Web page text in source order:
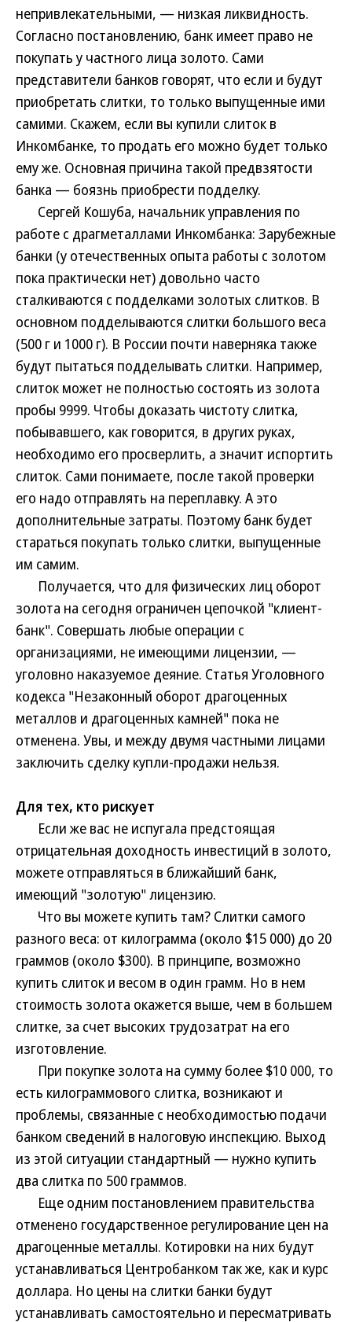
непривлекательными, — низкая ликвидность.
Согласно постановлению, банк имеет право не
покупать у частного лица золото. Сами
представители банков говорят, что если и будут
приобретать слитки, то только выпущенные ими
самими. Скажем, если вы купили слиток в
Инкомбанке, то продать его можно будет только
ему же. Основная причина такой предвзятости
банка — боязнь приобрести подделку.
Сергей Кошуба, начальник управления по
работе с драгметаллами Инкомбанка: Зарубежные
банки (у отечественных опыта работы с золотом
пока практически нет) довольно часто
сталкиваются с подделками золотых слитков. В
основном подделываются слитки большого веса
(500 г и 1000 г). В России почти наверняка также
будут пытаться подделывать слитки. Например,
слиток может не полностью состоять из золота
пробы 9999. Чтобы доказать чистоту слитка,
побывавшего, как говорится, в других руках,
необходимо его просверлить, а значит испортить
слиток. Сами понимаете, после такой проверки
его надо отправлять на переплавку. А это
дополнительные затраты. Поэтому банк будет
стараться покупать только слитки, выпущенные
им самим.
Получается, что для физических лиц оборот
золота на сегодня ограничен цепочкой "клиент-
банк". Совершать любые операции с
организациями, не имеющими лицензии, —
уголовно наказуемое деяние. Статья Уголовного
кодекса "Незаконный оборот драгоценных
металлов и драгоценных камней" пока не
отменена. Увы, и между двумя частными лицами
заключить сделку купли-продажи нельзя.
Для тех, кто рискует
Если же вас не испугала предстоящая
отрицательная доходность инвестиций в золото,
можете отправляться в ближайший банк,
имеющий "золотую" лицензию.
Что вы можете купить там? Слитки самого
разного веса: от килограмма (около $15 000) до 20
граммов (около $300). В принципе, возможно
купить слиток и весом в один грамм. Но в нем
стоимость золота окажется выше, чем в большем
слитке, за счет высоких трудозатрат на его
изготовление.
При покупке золота на сумму более $10 000, то
есть килограммового слитка, возникают и
проблемы, связанные с необходимостью подачи
банком сведений в налоговую инспекцию. Выход
из этой ситуации стандартный — нужно купить
два слитка по 500 граммов.
Еще одним постановлением правительства
отменено государственное регулирование цен на
драгоценные металлы. Котировки на них будут
устанавливаться Центробанком так же, как и курс
доллара. Но цены на слитки банки будут
устанавливать самостоятельно и пересматривать